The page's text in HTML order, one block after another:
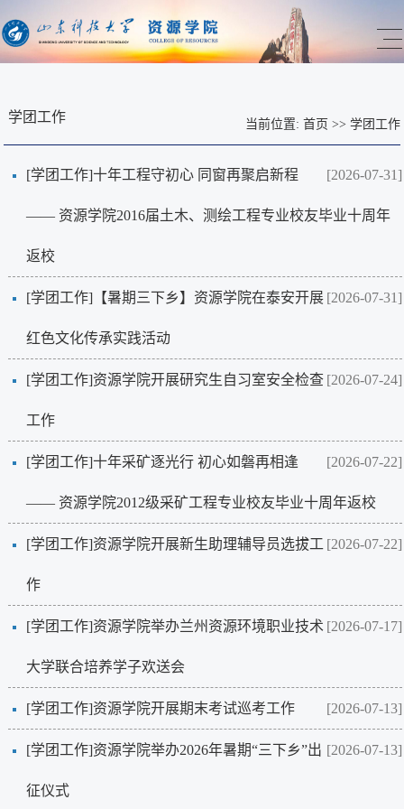
学团工作 当前位置: 首页 >> 学团工作
[2026-07-31]
[学团工作]十年工程守初心 同窗再聚启新程
—— 资源学院2016届土木、测绘工程专业校友毕业十周年
返校
[2026-07-31]
[学团工作] 【暑期三下乡】资源学院在泰安开展
红色文化传承实践活动
[2026-07-24]
[学团工作]资源学院开展研究生自习室安全检查
工作
[2026-07-22]
[学团工作]十年采矿逐光行 初心如磐再相逢
—— 资源学院2012级采矿工程专业校友毕业十周年返校
[2026-07-22]
[学团工作]资源学院开展新生助理辅导员选拔工
作
[2026-07-17]
[学团工作]资源学院举办兰州资源环境职业技术
大学联合培养学子欢送会
[2026-07-13]
[学团工作]资源学院开展期末考试巡考工作
[2026-07-13]
[学团工作]资源学院举办2026年暑期“三下乡”出
征仪式